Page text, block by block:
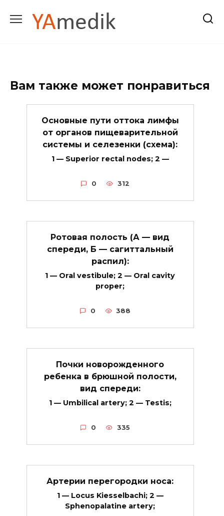
содержанию
Вам также может понравиться
Основные пути оттока лимфы
от органов пищеварительной
системы и селезенки (схема):
1 — Superior rectal nodes; 2 —
0 312
Ротовая полость (А — вид
спереди, Б — сагиттальный
распил):
1 — Oral vestibule; 2 — Oral cavity
proper;
0 388
Почки новорожденного
ребенка в брюшной полости,
вид спереди:
1 — Umbilical artery; 2 — Testis;
0 335
Артерии перегородки носа:
1 — Locus Kiesselbachi; 2 —
Sphenopalatine artery;